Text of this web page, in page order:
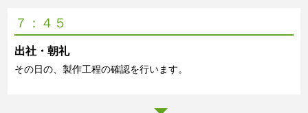
７：４５
出社・朝礼
その日の、製作工程の確認を行います。